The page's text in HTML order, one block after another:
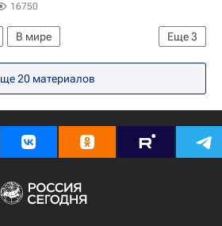
16750
Еще3
В мире
Украина
20 материалов